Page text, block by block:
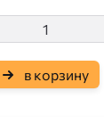
в корзину